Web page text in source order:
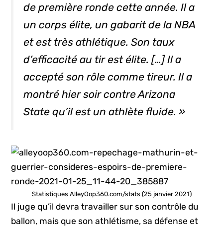
de première ronde cette année. Il a
un corps élite, un gabarit de la NBA
et est très athlétique. Son taux
d’efficacité au tir est élite. […] Il a
accepté son rôle comme tireur. Il a
montré hier soir contre Arizona
State qu’il est un athlète fluide. »
Statistiques AlleyOop360.com/stats (25 janvier 2021)
Il juge qu’il devra travailler sur son contrôle du
ballon, mais que son athlétisme, sa défense et